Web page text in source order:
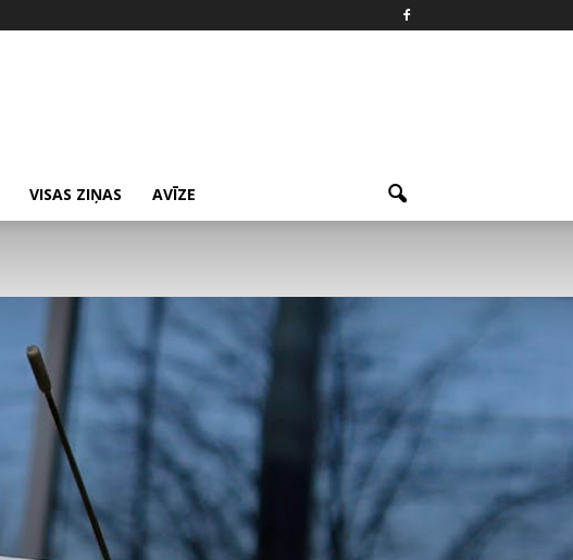
VISAS ZIŅAS AVĪZE